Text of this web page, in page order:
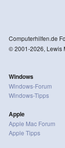
Computerhilfen.de
© 2001-2026, Lewis
Windows
Windows-Forum
Windows-Tipps
Apple
Apple Mac Forum
Apple Tipps